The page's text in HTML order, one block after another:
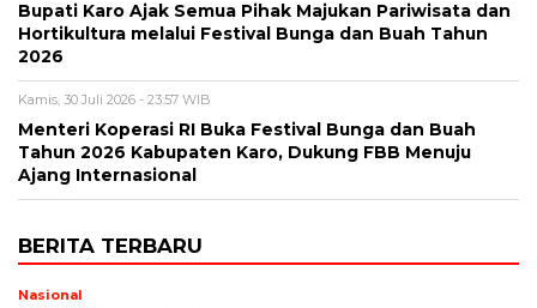
Bupati Karo Ajak Semua Pihak Majukan Pariwisata dan
Hortikultura melalui Festival Bunga dan Buah Tahun
2026
Kamis, 30 Juli 2026 - 23:57 WIB
Menteri Koperasi RI Buka Festival Bunga dan Buah
Tahun 2026 Kabupaten Karo, Dukung FBB Menuju
Ajang Internasional
BERITA TERBARU
Nasional